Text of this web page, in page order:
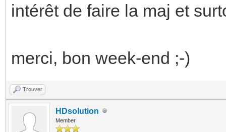
intérêt de faire la maj et
merci, bon week-end ;-)
Trouver
HDsolution
Member